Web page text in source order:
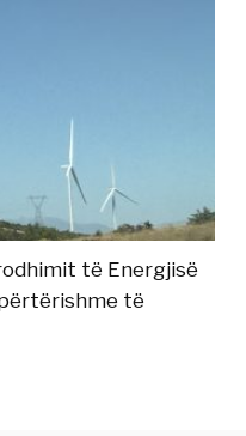
të Energjisë
të